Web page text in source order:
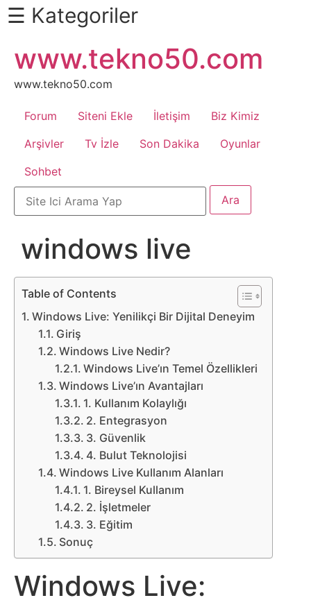
Daha
Fazlası
İçin
Kaydır
Android
Apk
Arabalar
Bankacılık
İşlemleri
Belgesel
Bilgi
Bilgisayar
Bilim
Bitcoin
Bitkiler
Çizgi
Film
Diğer
☰ Kategoriler
atla
www.tekno50.com
www.tekno50.com
Forum Siteni Ekle İletişim
Biz Kimiz
Arşivler
Tv İzle Son Dakika
Oyunlar
Sohbet
windows live
Table of Contents
Windows Live: Yenilikçi Bir Dijital Deneyim
Giriş
Windows Live Nedir?
Windows Live’ın Temel Özellikleri
Windows Live’ın Avantajları
1. Kullanım Kolaylığı
2. Entegrasyon
3. Güvenlik
4. Bulut Teknolojisi
Windows Live Kullanım Alanları
1. Bireysel Kullanım
2. İşletmeler
3. Eğitim
Sonuç
Windows Live: